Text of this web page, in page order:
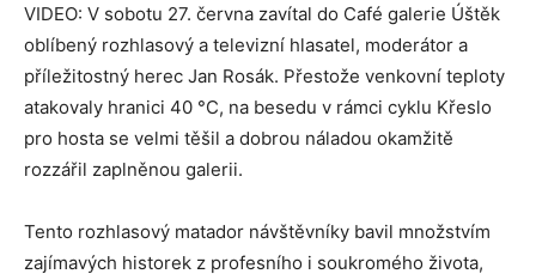
VIDEO: V sobotu 27. června zavítal do Café galerie Úštěk
oblíbený rozhlasový a televizní hlasatel, moderátor a
příležitostný herec Jan Rosák. Přestože venkovní teploty
atakovaly hranici 40 °C, na besedu v rámci cyklu Křeslo
pro hosta se velmi těšil a dobrou náladou okamžitě
rozzářil zaplněnou galerii.
Tento rozhlasový matador návštěvníky bavil množstvím
zajímavých historek z profesního i soukromého života,